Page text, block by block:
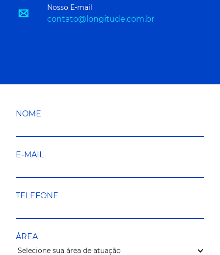
Nosso E-mail
contato@longitude.com.br
NOME
E-MAIL
TELEFONE
ÁREA